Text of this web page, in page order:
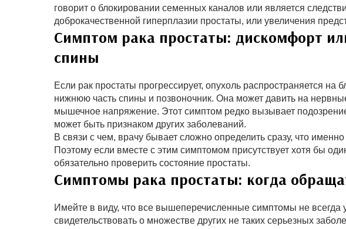
говорит о блокировании семенных каналов или является
доброкачественной гиперплазии простаты, или увеличения
Симптом рака простаты: дискомфорт
спины
Если рак простаты прогрессирует, опухоль распространяется на
нижнюю часть спины и позвоночник. Она может давить на
мышечное напряжение. Этот симптом редко вызывает
может быть признаком других заболеваний.
В связи с чем, врачу бывает сложно определить сразу, что
Поэтому если вместе с этим симптомом присутствует хотя бы
обязательно проверить состояние простаты.
Симптомы рака простаты: когда
Имейте в виду, что все вышеперечисленные симптомы не всегда
свидетельствовать о множестве других не таких серьезных